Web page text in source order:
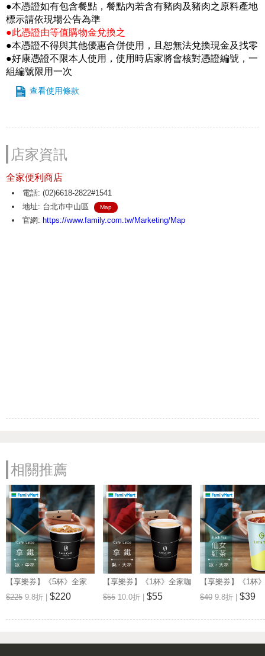
●本憑證如有包含餐點，餐點內若含有豬肉及豬肉之原料產地
標示請依現場公告為準
●此憑證由等值購物金兌換之
●本憑證不得與其他優惠合併使用，且恕無法兌換現金及找零
●好康憑證不限本人使用，使用時店家將會核對憑證編號，一
組編號限用一次
查看使用條款
店家資訊
全家便利商店
電話: (02)6618-2822#1541
地址: 台北市中山區
Map
官網: https://www.family.com.tw/Marketing/Map
相關推薦
【享樂券】《5杯》全家
Let's Café-冰拿鐵(中杯)
$225 9.8折 | $220
【享樂券】《1杯》全家咖
啡Let's Café-熱拿鐵(大杯)
$55 10.0折 | $55
【享樂券】《1杯
品茶Let's Tea-冰
(大杯)
$40 9.8折 | $39